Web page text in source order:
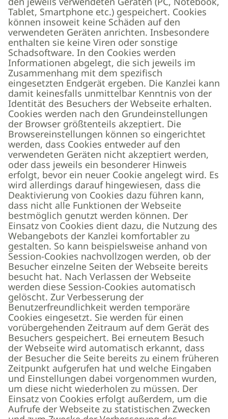
Tablet, Smartphone etc.) gespeichert. Cookies
können insoweit keine Schäden auf den
verwendeten Geräten anrichten. Insbesondere
enthalten sie keine Viren oder sonstige
Schadsoftware. In den Cookies werden
Informationen abgelegt, die sich jeweils im
Zusammenhang mit dem spezifisch
eingesetzten Endgerät ergeben. Die Kanzlei kann
damit keinesfalls unmittelbar Kenntnis von der
Identität des Besuchers der Webseite erhalten.
Cookies werden nach den Grundeinstellungen
der Browser größtenteils akzeptiert. Die
Browsereinstellungen können so eingerichtet
werden, dass Cookies entweder auf den
verwendeten Geräten nicht akzeptiert werden,
oder dass jeweils ein besonderer Hinweis
erfolgt, bevor ein neuer Cookie angelegt wird. Es
wird allerdings darauf hingewiesen, dass die
Deaktivierung von Cookies dazu führen kann,
dass nicht alle Funktionen der Webseite
bestmöglich genutzt werden können. Der
Einsatz von Cookies dient dazu, die Nutzung des
Webangebots der Kanzlei komfortabler zu
gestalten. So kann beispielsweise anhand von
Session-Cookies nachvollzogen werden, ob der
Besucher einzelne Seiten der Webseite bereits
besucht hat. Nach Verlassen der Webseite
werden diese Session-Cookies automatisch
gelöscht. Zur Verbesserung der
Benutzerfreundlichkeit werden temporäre
Cookies eingesetzt. Sie werden für einen
vorübergehenden Zeitraum auf dem Gerät des
Besuchers gespeichert. Bei erneutem Besuch
der Webseite wird automatisch erkannt, dass
der Besucher die Seite bereits zu einem früheren
Zeitpunkt aufgerufen hat und welche Eingaben
und Einstellungen dabei vorgenommen wurden,
um diese nicht wiederholen zu müssen. Der
Einsatz von Cookies erfolgt außerdem, um die
Aufrufe der Webseite zu statistischen Zwecken